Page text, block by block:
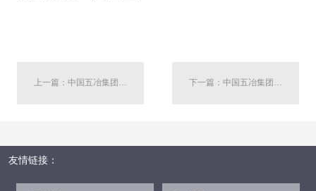
上一篇：中国五冶集团成都智慧交通城市产业中心项目一标段竣工 下一篇：中国五冶集团四川省新型电力系统创新基地项目竣工投产
友情链接：